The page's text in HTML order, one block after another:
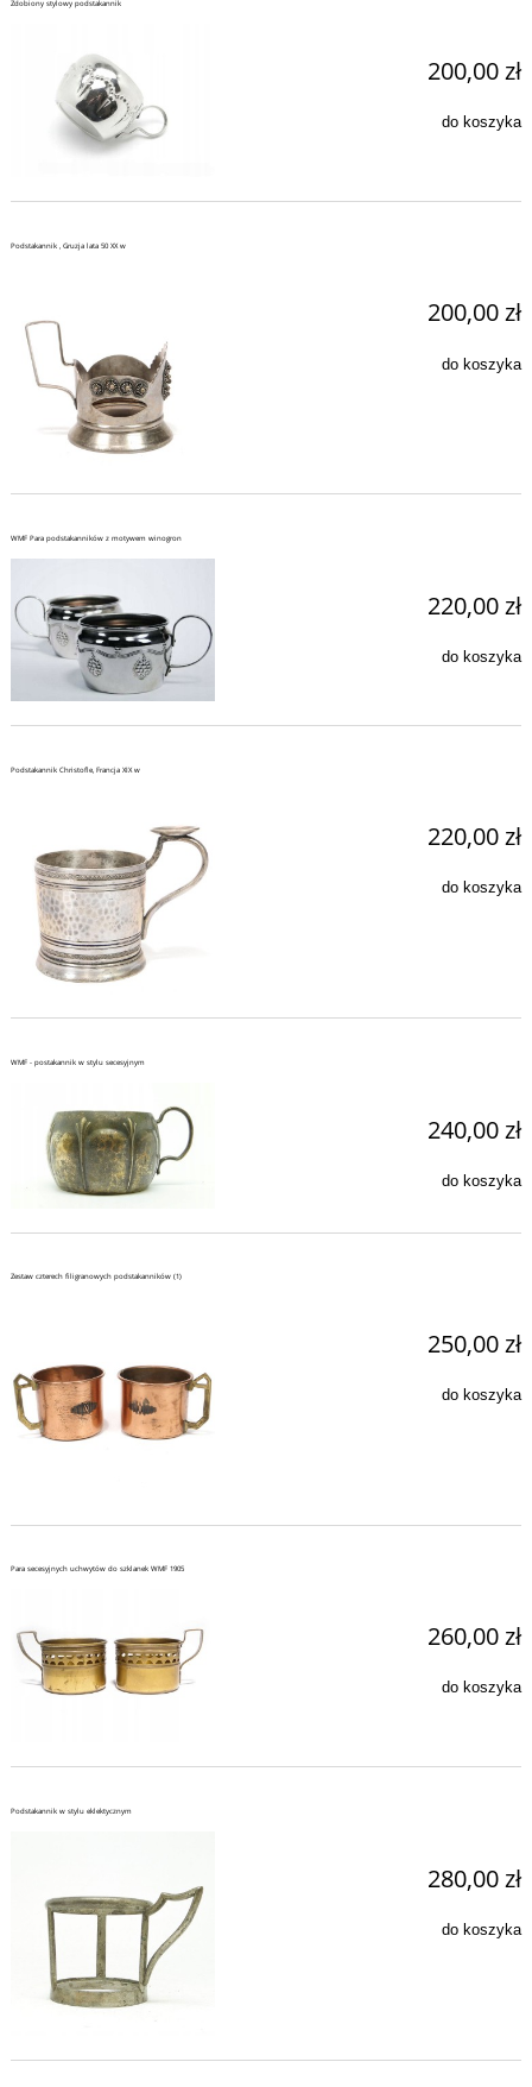
Zdobiony stylowy podstakannik
200,00 zł
do koszyka
Podstakannik , Gruzja lata 50 XX w
200,00 zł
do koszyka
WMF Para podstakanników z motywem winogron
220,00 zł
do koszyka
Podstakannik Christofle, Francja XIX w
220,00 zł
do koszyka
WMF - postakannik w stylu secesyjnym
240,00 zł
do koszyka
Zestaw czterech filigranowych podstakanników (1)
250,00 zł
do koszyka
Para secesyjnych uchwytów do szklanek WMF 1905
260,00 zł
do koszyka
Podstakannik w stylu eklektycznym
280,00 zł
do koszyka